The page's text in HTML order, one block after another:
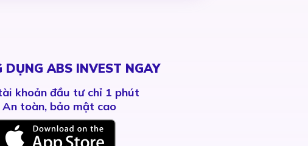
DỤNG ABS INVEST NGAY
khoản đầu tư chỉ 1 phút
An toàn, bảo mật cao